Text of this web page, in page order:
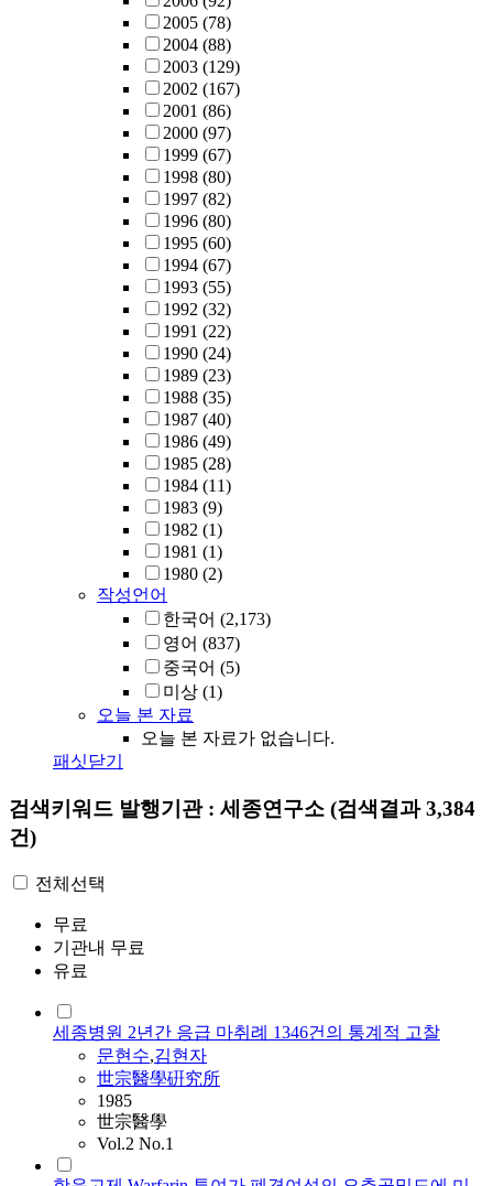
2005 (78)
2004 (88)
2003 (129)
2002 (167)
2001 (86)
2000 (97)
1999 (67)
1998 (80)
1997 (82)
1996 (80)
1995 (60)
1994 (67)
1993 (55)
1992 (32)
1991 (22)
1990 (24)
1989 (23)
1988 (35)
1987 (40)
1986 (49)
1985 (28)
1984 (11)
1983 (9)
1982 (1)
1981 (1)
1980 (2)
작성언어
한국어 (2,173)
영어 (837)
중국어 (5)
미상 (1)
오늘 본 자료
오늘 본 자료가 없습니다.
패싯닫기
검색키워드 발행기관 : 세종연구소 (검색결과 3,384
건)
전체선택
무료
기관내 무료
유료
세종병원 2년간 응급 마취례 1346건의 통계적 고찰
문현수,김현자
世宗醫學硏究所
1985
世宗醫學
Vol.2 No.1